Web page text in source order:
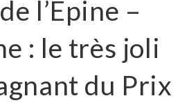
l’Épine –
: le très joli
du Prix